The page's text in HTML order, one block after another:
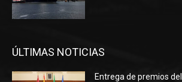
ÚLTIMAS NOTICIAS
Entrega de premios